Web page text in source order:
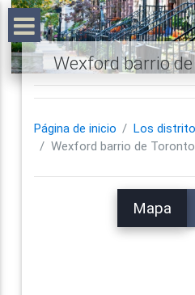
Wexford barrio
Página de inicio
Los
Wexford barrio de Toronto
Mapa